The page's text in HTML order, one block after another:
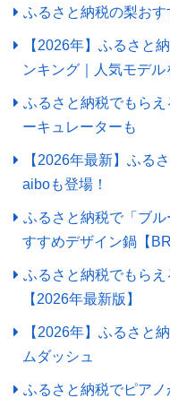
ふるさと納税の梨おす
【2026年】ふるさと
ンキング｜人気モデル
ふるさと納税でもら
ーキュレーターも
【2026年最新】ふる
aiboも登場！
ふるさと納税で「ブ
すすめデザイン鍋【
ふるさと納税でもら
【2026年最新版】
【2026年】ふるさと
ムダッシュ
ふるさと納税でピア